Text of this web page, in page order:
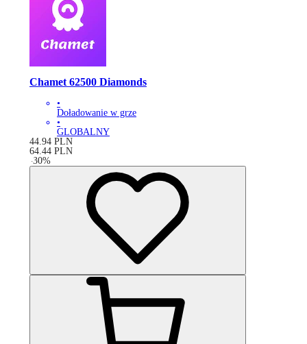
Chamet 62500 Diamonds
•
Doładowanie w grze
•
GLOBALNY
44.94 PLN
64.44 PLN
-30%